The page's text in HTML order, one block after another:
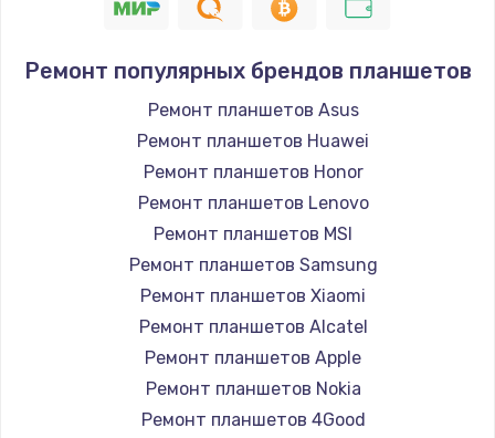
Замена вебкамеры
1400 руб.
Заказать
Ремонт петель крышки
1190 руб.
Заказать
Настройка Wi-Fi
1100 руб.
Заказать
Ремонт популярных брендов планшетов
Ремонт планшетов Asus
Ремонт планшетов Huawei
Ремонт планшетов Honor
Ремонт планшетов Lenovo
Ремонт планшетов MSI
Ремонт планшетов Samsung
Ремонт планшетов Xiaomi
Ремонт планшетов Alcatel
Ремонт планшетов Apple
Ремонт планшетов Nokia
Ремонт планшетов 4Good